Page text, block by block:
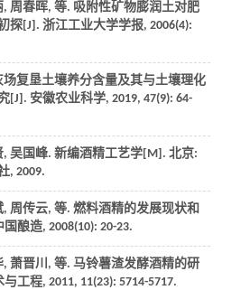
周春晖, 等. 吸附性矿物膨润土对肥
探[J]. 浙江工业大学学报, 2006(4):
场复垦土壤养分含量及其与土壤理化
[J]. 安徽农业科学, 2019, 47(9): 64-
吴国峰. 新编酒精工艺学[M]. 北京:
, 2009.
周传云, 等. 燃料酒精的发展现状和
国酿造, 2008(10): 20-23.
, 萧晋川, 等. 马铃薯渣发酵酒精的研
与工程, 2011, 11(23): 5714-5717.